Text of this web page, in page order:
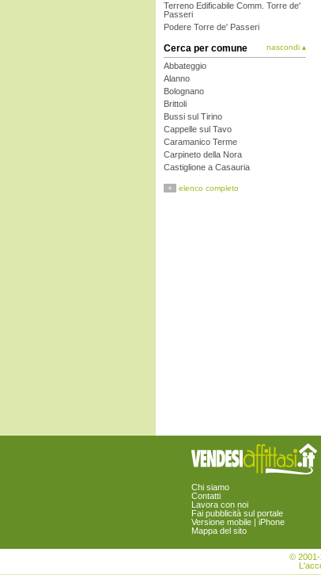
Terreno Edificabile Comm. Torre de'
Passeri
Podere Torre de' Passeri
Cerca per comune nascondi ▴
Abbateggio
Alanno
Bolognano
Brittoli
Bussi sul Tirino
Cappelle sul Tavo
Caramanico Terme
Carpineto della Nora
Castiglione a Casauria
Cepagatti
Pietranico
Roccamorice
Rosciano
San Valentino in Abruzzo Citeriore
Sant'Eufemia a Maiella
Scafa
Spoltore
+ elenco completo
Chi siamo
Contatti
Lavora con noi
Fai pubblicità sul portale
Versione mobile | iPhone
Mappa del sito
© 2001-